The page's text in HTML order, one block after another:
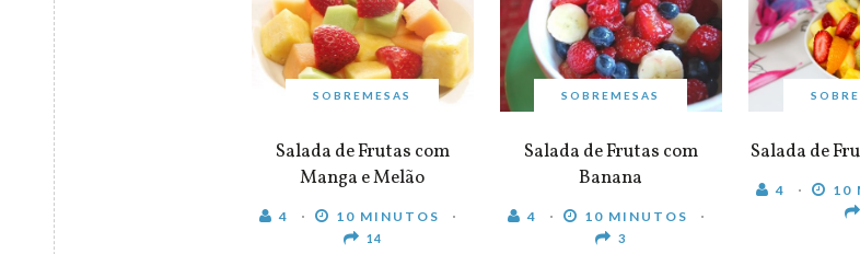
SOBREMESAS
Salada de Frutas com
Manga e Melão
4 10 MINUTOS
14
SOBREMESAS
Salada de Frutas com
Banana
4 10 MINUTOS
3
Salada de
4 10